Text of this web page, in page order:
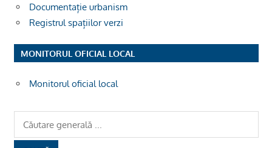
Documentație urbanism
Registrul spațiilor verzi
MONITORUL OFICIAL LOCAL
Monitorul oficial local